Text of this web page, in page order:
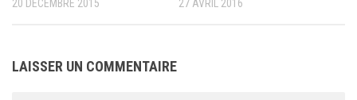
20 DÉCEMBRE 2015 27 AVRIL 2016
LAISSER UN COMMENTAIRE